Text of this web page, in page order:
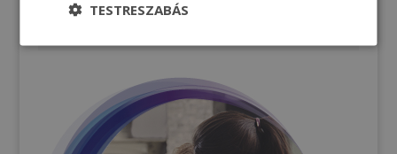
TESTRESZABÁS